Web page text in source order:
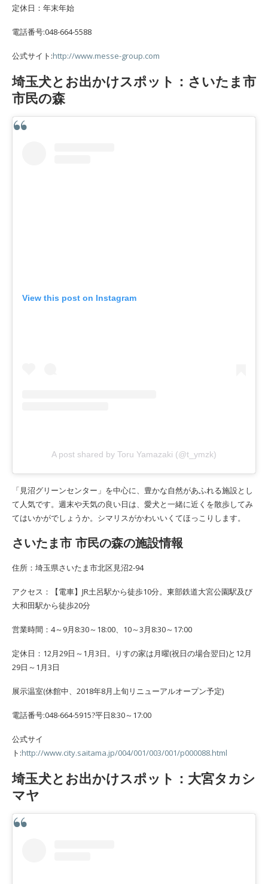
定休日：年末年始
電話番号:048-664-5588
公式サイト:http://www.messe-group.com
埼玉犬とお出かけスポット：さいたま市
市民の森
View this post on Instagram
A post shared by Toru Yamazaki (@t_ymzk)
「見沼グリーンセンター」を中心に、豊かな自然があふれる施設とし
て人気です。週末や天気の良い日は、愛犬と一緒に近くを散歩してみ
てはいかがでしょうか。シマリスがかわいいくてほっこりします。
さいたま市 市民の森の施設情報
住所：埼玉県さいたま市北区見沼2-94
アクセス：【電車】JR土呂駅から徒歩10分。東部鉄道大宮公園駅及び
大和田駅から徒歩20分
営業時間：4～9月8:30～18:00、10～3月8:30～17:00
定休日：12月29日～1月3日。りすの家は月曜(祝日の場合翌日)と12月
29日～1月3日
展示温室(休館中、2018年8月上旬リニューアルオープン予定)
電話番号:048-664-5915?平日8:30～17:00
公式サイ
ト:http://www.city.saitama.jp/004/001/003/001/p000088.html
埼玉犬とお出かけスポット：大宮タカシ
マヤ